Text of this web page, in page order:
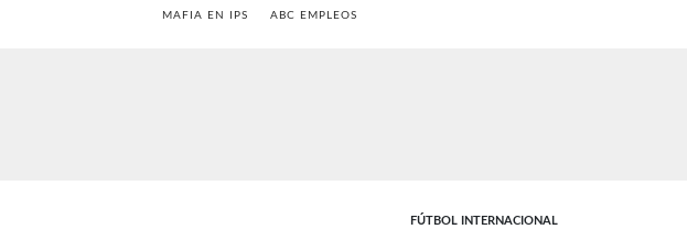
MAFIA EN IPS ABC EMPLEOS
FÚTBOL INTERNACIONAL